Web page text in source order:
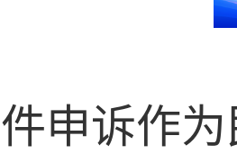
申诉作